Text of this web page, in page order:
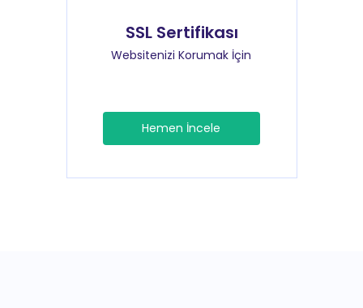
SSL Sertifikası
Websitenizi Korumak İçin
Hemen İncele